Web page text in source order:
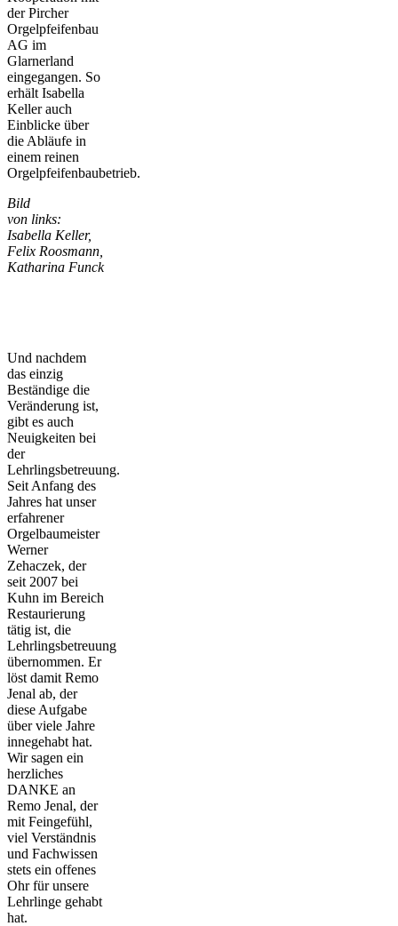
der Pircher
Orgelpfeifenbau
AG im
Glarnerland
eingegangen. So
erhält Isabella
Keller auch
Einblicke über
die Abläufe in
einem reinen
Orgelpfeifenbaubetrieb.
Bild
von links:
Isabella Keller,
Felix Roosmann,
Katharina Funck
Und nachdem
das einzig
Beständige die
Veränderung ist,
gibt es auch
Neuigkeiten bei
der
Lehrlingsbetreuung.
Seit Anfang des
Jahres hat unser
erfahrener
Orgelbaumeister
Werner
Zehaczek, der
seit 2007 bei
Kuhn im Bereich
Restaurierung
tätig ist, die
Lehrlingsbetreuung
übernommen. Er
löst damit Remo
Jenal ab, der
diese Aufgabe
über viele Jahre
innegehabt hat.
Wir sagen ein
herzliches
DANKE an
Remo Jenal, der
mit Feingefühl,
viel Verständnis
und Fachwissen
stets ein offenes
Ohr für unsere
Lehrlinge gehabt
hat.